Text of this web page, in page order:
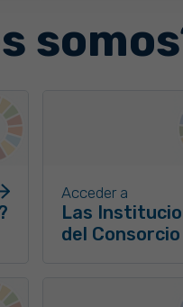
Acceder a
Las
del Consorcio